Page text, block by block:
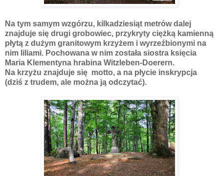
Na tym samym wzgórzu, kilkadziesiąt metrów dalej
znajduje się drugi grobowiec, przykryty ciężką kamienną
płytą z dużym granitowym krzyżem i wyrzeźbionymi na
nim liliami. Pochowana w nim została siostra księcia
Maria Klementyna hrabina Witzleben-Doerern.
Na krzyżu znajduje się motto, a na płycie inskrypcja
(dziś z trudem, ale można ją odczytać).